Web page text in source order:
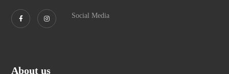
Social Media
About us